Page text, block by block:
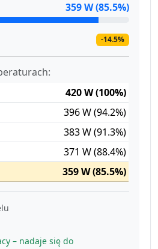
359 W (85.5%)
-14.5%
420 W (100%)
396 W (94.2%)
383 W (91.3%)
371 W (88.4%)
359 W (85.5%)
– nadaje się do